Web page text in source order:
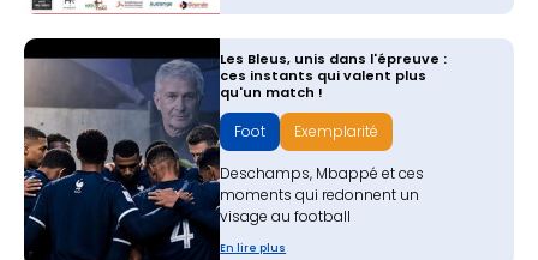
Les Bleus, unis dans l'épreuve :
ces instants qui valent plus
qu'un match !
Foot Exemplarité
Deschamps, Mbappé et ces
moments qui redonnent un
visage au football
En lire plus